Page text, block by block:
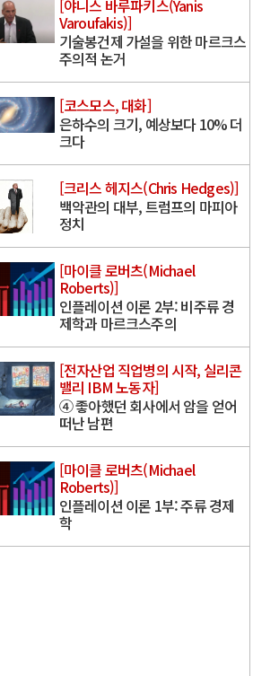
[야니스 바루파키스(Yanis
Varoufakis)]
기술봉건제 가설을 위한 마르크스
주의적 논거
[코스모스, 대화]
은하수의 크기, 예상보다 10% 더
크다
[크리스 헤지스(Chris Hedges)]
백악관의 대부, 트럼프의 마피아
정치
[마이클 로버츠(Michael
Roberts)]
인플레이션 이론 2부: 비주류 경
제학과 마르크스주의
[전자산업 직업병의 시작, 실리콘
밸리 IBM 노동자]
④ 좋아했던 회사에서 암을 얻어
떠난 남편
[마이클 로버츠(Michael
Roberts)]
인플레이션 이론 1부: 주류 경제
학